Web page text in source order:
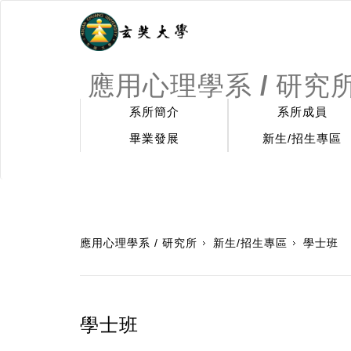
應用心理學系 / 研究
系所簡介
系所成員
畢業發展
新生/招生專區
應用心理學系 / 研究所 新生/招生專區 學士班
學士班